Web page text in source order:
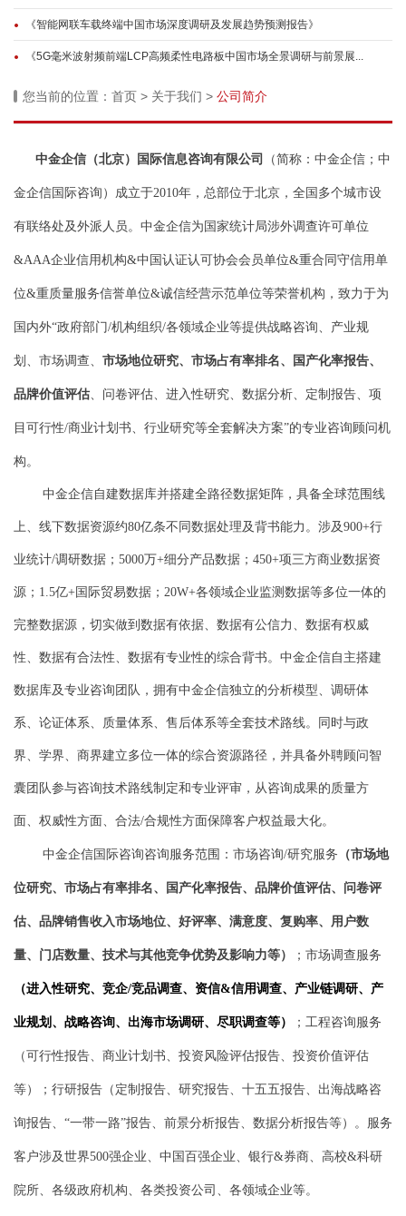
《智能网联车载终端中国市场深度调研及发展趋势预测报告》
《5G毫米波射频前端LCP高频柔性电路板中国市场全景调研与前景展...
您当前的位置： 首页 > 关于我们 > 公司简介
中金企信（北京） 国际信息咨询有限公司 （简称：中金企信；中
金企信国际咨询）成立于2010年，总部位于北京，全国多个城市设
有联络处及外派人员。中金企信为国家统计局涉外调查许可单位
&AAA企业信用机构&中国认证认可协会会员单位&重合同守信用单
位&重质量服务信誉单位&诚信经营示范单位等荣誉机构，致力于为
国内外“政府部门/机构组织/各领域企业等提供战略咨询、产业规
划、市场调查、 市场地位研究、市场占有率排名、国产化率报告、
品牌价值评估、问卷评估、进入性研究、数据分析、定制报告、项
目可行性/商业计划书、行业研究等全套解决方案”的专业咨询顾问机
构。
中金企信自建数据库并搭建全路径数据矩阵，具备全球范围线
上、线下数据资源约80亿条不同数据处理及背书能力。涉及900+行
业统计/调研数据；5000万+细分产品数据；450+项三方商业数据资
源；1.5亿+国际贸易数据；20W+各领域企业监测数据等多位一体的
完整数据源，切实做到数据有依据、数据有公信力、数据有权威
性、数据有合法性、数据有专业性的综合背书。中金企信自主搭建
数据库及专业咨询团队，拥有中金企信独立的分析模型、调研体
系、论证体系、质量体系、售后体系等全套技术路线。同时与政
界、学界、商界建立多位一体的综合资源路径，并具备外聘顾问智
囊团队参与咨询技术路线制定和专业评审，从咨询成果的质量方
面、权威性方面、合法/合规性方面保障客户权益最大化。
中金企信国际咨询咨询服务范围：市场咨询/研究服务 （市场地
位研究、市场占有率排名、国产化率报告、品牌价值评估、问卷评
估、品牌销售收入市场地位、好评率、满意度、复购率、用户数
量、门店数量、技术与其他竞争优势及影响力等） ；市场调查服务
（进入性研究、竞企/竞品调查、资信&信用调查、产业链调研、产
业规划、战略咨询、出海市场调研、尽职调查等） ；工程咨询服务
（可行性报告、商业计划书、投资风险评估报告、投资价值评估
等）；行研报告（定制报告、研究报告、十五五报告、出海战略咨
询报告、“一带一路”报告、前景分析报告、数据分析报告等）。服务
客户涉及世界500强企业、中国百强企业、银行&券商、高校&科研
院所、各级政府机构、各类投资公司、各领域企业等。